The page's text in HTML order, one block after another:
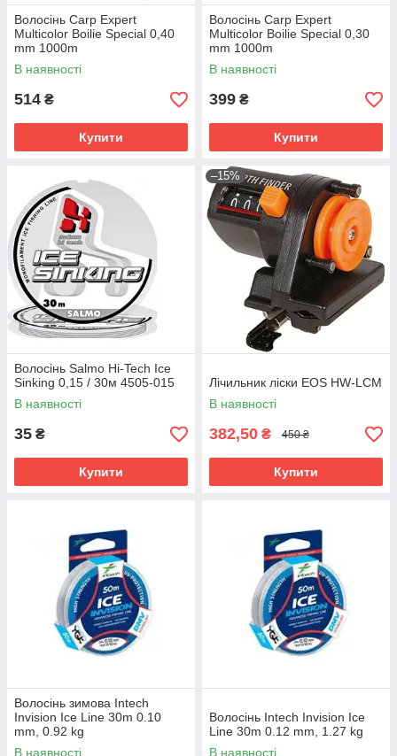
Волосінь Carp Expert
Multicolor Boilie Special 0,40
mm 1000m
В наявності
514 ₴
Купити
Волосінь Carp Expert
Multicolor Boilie Special 0,30
mm 1000m
В наявності
399 ₴
Купити
Волосінь Salmo Hi-Tech Ice
Sinking 0,15 / 30м 4505-015
В наявності
35 ₴
Купити
–15%
Лічильник ліски EOS HW-LCM
В наявності
382,50 ₴ 450 ₴
Купити
Волосінь зимова Intech
Invision Ice Line 30m 0.10
mm, 0.92 kg
В наявності
Волосінь Intech Invision Ice
Line 30m 0.12 mm, 1.27 kg
В наявності